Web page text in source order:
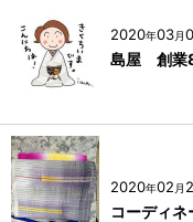
2020年03月
島屋 創業
2020年02 月
コーディネ